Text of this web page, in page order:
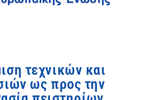
τεχνικών και
ως προς την